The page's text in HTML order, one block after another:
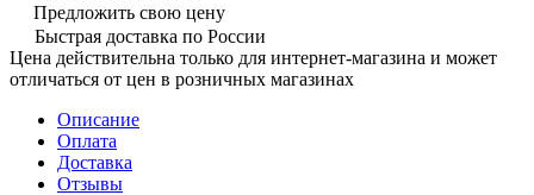
Предложить свою цену
Быстрая доставка по России
Цена действительна только для интернет-магазина и может
отличаться от цен в розничных магазинах
Описание
Оплата
Доставка
Отзывы